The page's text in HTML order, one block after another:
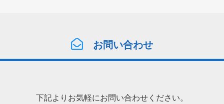
お問い合わせ
下記よりお気軽にお問い合わせください。